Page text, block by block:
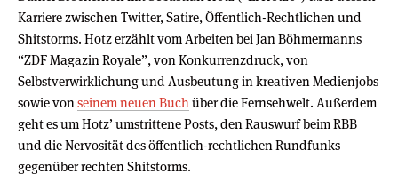
Karriere zwischen Twitter, Satire, Öffentlich-Rechtlichen und
Shitstorms. Hotz erzählt vom Arbeiten bei Jan Böhmermanns
“ZDF Magazin Royale”, von Konkurrenzdruck, von
Selbstverwirklichung und Ausbeutung in kreativen Medienjobs
sowie vonseinem neuen Buchüber die Fernsehwelt. Außerdem
geht es um Hotz’ umstrittene Posts, den Rauswurf beim RBB
und die Nervosität des öffentlich-rechtlichen Rundfunks
gegenüber rechten Shitstorms.